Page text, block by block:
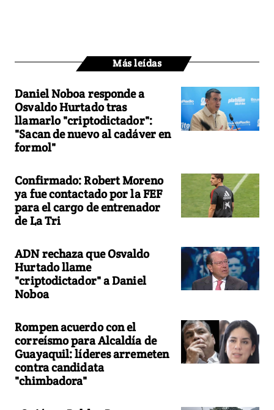
Más leídas
Daniel Noboa responde a
Osvaldo Hurtado tras
llamarlo "criptodictador":
"Sacan de nuevo al cadáver en
formol"
Confirmado: Robert Moreno
ya fue contactado por la FEF
para el cargo de entrenador
de La Tri
ADN rechaza que Osvaldo
Hurtado llame
"criptodictador" a Daniel
Noboa
Rompen acuerdo con el
correísmo para Alcaldía de
Guayaquil: líderes arremeten
contra candidata
"chimbadora"